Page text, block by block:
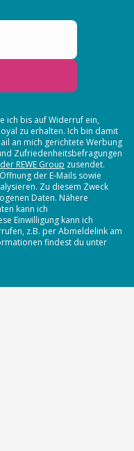
ich bis auf Widerruf ein,
zu erhalten. Ich bin damit
an mich gerichtete Werbung
Zufriedenheitsbefragungen
REWE Group zusendet.
der E-Mails sowie
Zu diesem Zweck
Daten. Nähere
kann ich
Einwilligung kann ich
z.B. per Abmeldelink am
findest du unter